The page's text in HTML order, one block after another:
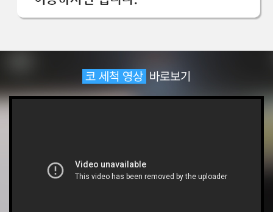
코 세척 영상 바로보기